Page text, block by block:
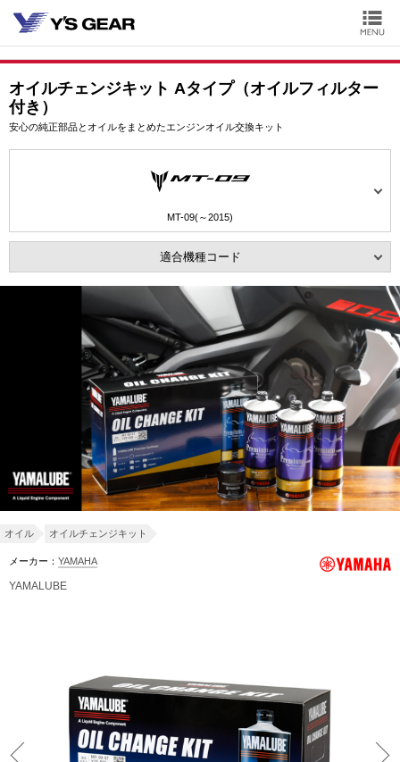
オイルチェンジキット Aタイプ（オイルフィルター
付き）
安心の純正部品とオイルをまとめたエンジンオイル交換キット
MT-09(～2015)
適合機種コード
オイル オイルチェンジキット
メーカー： YAMAHA
YAMALUBE